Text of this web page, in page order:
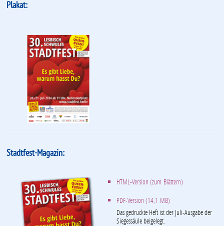
Plakat:
Stadtfest-Magazin:
HTML-Version (zum Blättern)
PDF-Version (14,1 MB)
Das gedruckte Heft ist der Juli-Ausgabe der
Siegessäule beigelegt.